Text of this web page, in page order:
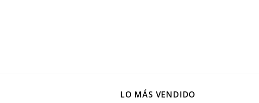
LO MÁS VENDIDO